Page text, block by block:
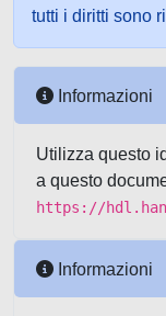
tutti i diritti sono
Informazioni
Utilizza questo
a questo
https://
Informazioni